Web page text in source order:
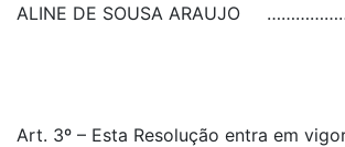
ALINE DE SOUSA ARAUJO
Art. 3º – Esta Resolução entra em